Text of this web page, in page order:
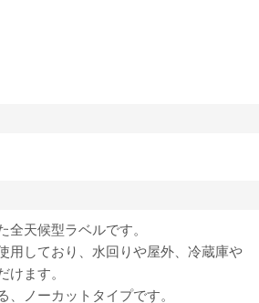
全天候型ラベルです。
用しており、水回りや屋外、冷蔵庫や
けます。
、ノーカットタイプです。